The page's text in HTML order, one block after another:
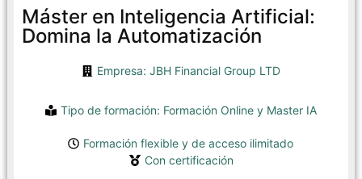
Máster en Inteligencia Artificial:
Domina la Automatización
Empresa: JBH Financial Group LTD
Tipo de formación: Formación Online y Master IA
Formación flexible y de acceso ilimitado
Con certificación